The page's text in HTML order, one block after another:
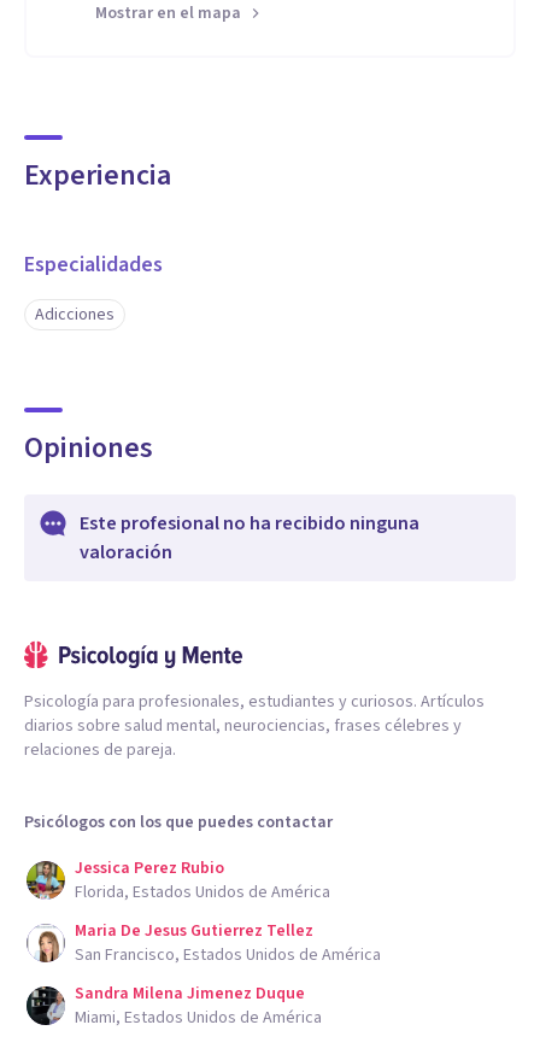
Mostrar en el mapa
Experiencia
Especialidades
Adicciones
Opiniones
Este profesional no ha recibido ninguna
valoración
Psicología para profesionales, estudiantes y curiosos. Artículos
diarios sobre salud mental, neurociencias, frases célebres y
relaciones de pareja.
Psicólogos con los que puedes contactar
Jessica Perez Rubio
Florida, Estados Unidos de América
Maria De Jesus Gutierrez Tellez
San Francisco, Estados Unidos de América
Sandra Milena Jimenez Duque
Miami, Estados Unidos de América